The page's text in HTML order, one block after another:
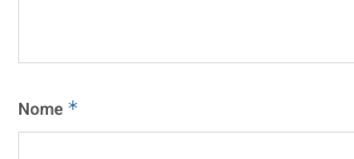
Nome *